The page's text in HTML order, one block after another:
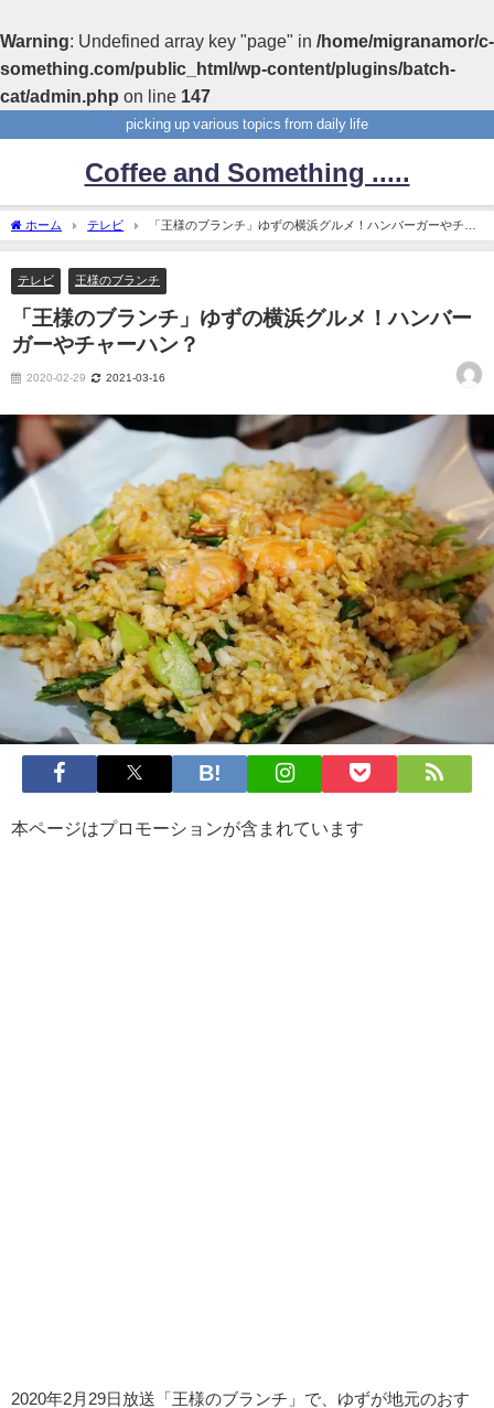
Warning: Undefined array key "page" in /home/migranamor/c-
something.com/public_html/wp-content/plugins/batch-
cat/admin.php on line 147
picking up various topics from daily life
Coffee and Something .....
ホーム テレビ
「王様のブランチ」ゆずの横浜グルメ！ハンバーガーやチャ
ーハン？
テレビ 王様のブランチ
「王様のブランチ」ゆずの横浜グルメ！ハンバー
ガーやチャーハン？
2020-02-29 2021-03-16
本ページはプロモーションが含まれています
2020年2月29日放送「王様のブランチ」で、ゆずが地元のおす